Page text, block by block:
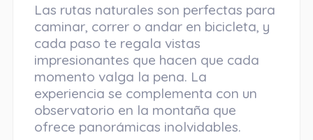
Las rutas naturales son perfectas para
caminar, correr o andar en bicicleta, y
cada paso te regala vistas
impresionantes que hacen que cada
momento valga la pena. La
experiencia se complementa con un
observatorio en la montaña que
ofrece panorámicas inolvidables.